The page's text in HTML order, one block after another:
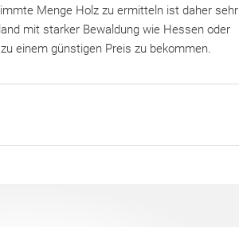
Menge Holz zu ermitteln ist daher sehr
mit starker Bewaldung wie Hessen oder
einem günstigen Preis zu bekommen.